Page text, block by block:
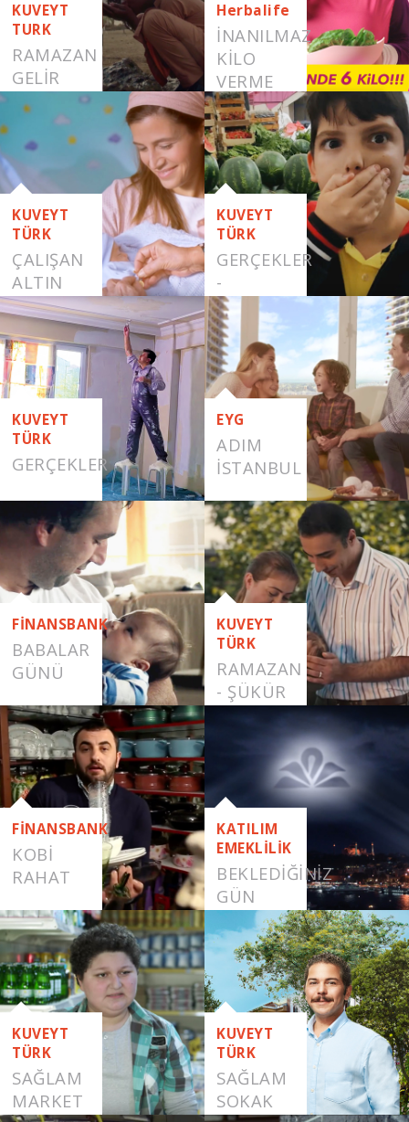
KUVEYT
TURK
RAMAZAN
GELİR
HER
GELİR
Herbalife
İNANILMAZ
KILO
VERME
YÖNTEMLERI
KUVEYT
TÜRK
ÇALIŞAN
ALTIN
KUVEYT
TÜRK
GERÇEKLER
-
RAMAZAN
KUVEYT
TÜRK
GERÇEKLER
EYG
ADIM
İSTANBUL
FİNANSBANK
BABALAR
GÜNÜ
KUVEYT
TÜRK
RAMAZAN
- ŞÜKÜR
FİNANSBANK
KOBI
RAHAT
KATILIM
EMEKLİLİK
BEKLEDİĞİNİZ
GÜN
GELDİ
KUVEYT
TÜRK
SAĞLAM
MARKET
KUVEYT
TÜRK
SAĞLAM
SOKAK